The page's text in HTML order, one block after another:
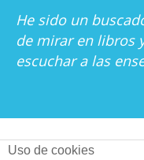
He sido un
de mirar en libros
escuchar a las
Nosotros
Uso de cookies